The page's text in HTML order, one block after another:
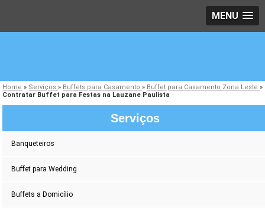
MENU
Home » Serviços» Buffets para Casamento» Buffet para Casamento Zona Leste»
Contratar Buffet para Festas na Lauzane Paulista
Serviços
Banqueteiros
Buffet para Wedding
Buffets a Domicílio